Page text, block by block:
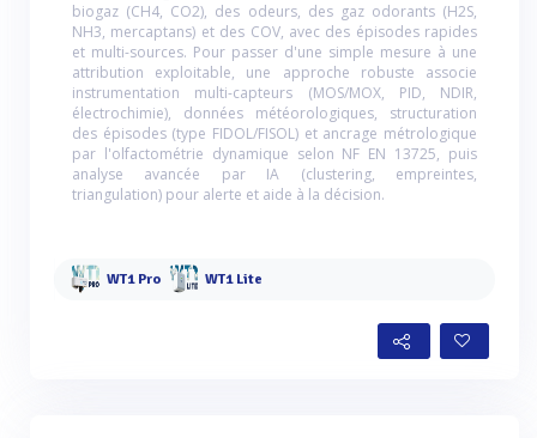
biogaz (CH4, CO2), des odeurs, des gaz odorants (H2S,
NH3, mercaptans) et des COV, avec des épisodes rapides
et multi-sources. Pour passer d'une simple mesure à une
attribution exploitable, une approche robuste associe
instrumentation multi-capteurs (MOS/MOX, PID, NDIR,
électrochimie), données météorologiques, structuration
des épisodes (type FIDOL/FISOL) et ancrage métrologique
par l'olfactométrie dynamique selon NF EN 13725, puis
analyse avancée par IA (clustering, empreintes,
triangulation) pour alerte et aide à la décision.
WT1 Pro WT1 Lite